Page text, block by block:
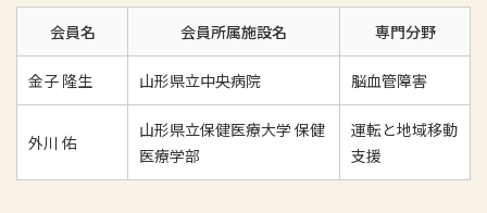
会員名 会員所属施設名 専門分野
金子 隆生 山形県立中央病院 脳血管障害
外川 佑
山形県立保健医療大学 保健
医療学部
運転と地域移動
支援